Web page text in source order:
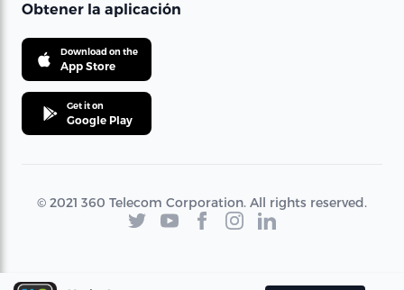
Obtener la aplicación
Download on the
App Store
Get it on
Google Play
© 2021 360 Telecom Corporation. All rights reserved.